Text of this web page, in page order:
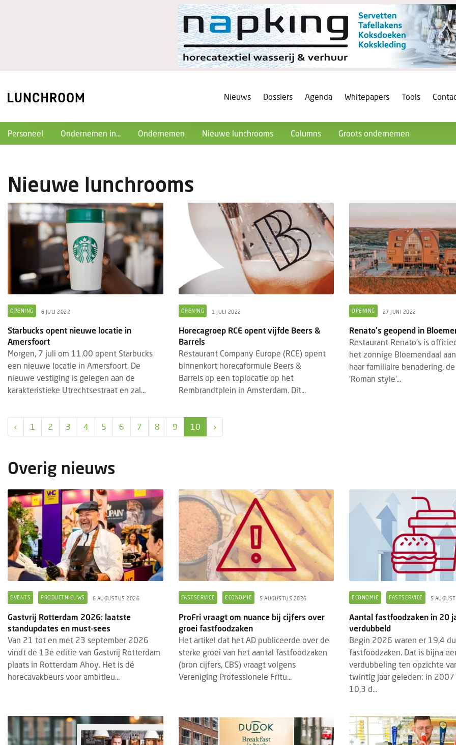
Nieuws Dossiers Agenda Whitepapers Tools
Personeel Ondernemen in... Ondernemen Nieuwe lunchrooms Columns Groots ondernemen
Nieuwe lunchrooms
OPENING 6 JULI 2022
Starbucks opent nieuwe locatie in
Amersfoort
Morgen, 7 juli om 11.00 opent Starbucks
een nieuwe locatie in Amersfoort. De
nieuwe vestiging is gelegen aan de
karakteristieke Utrechtsestraat en zal...
OPENING 1 JULI 2022
Horecagroep RCE opent vijfde Beers &
Barrels
Restaurant Company Europe (RCE) opent
binnenkort horecaformule Beers &
Barrels op een toplocatie op het
Rembrandtplein in Amsterdam. Dit...
OPENING 27 JUNI 2022
Renato's geopend in
Restaurant Renato’s is
het zonnige Bloemendaal
haar familiaire benadering,
‘Roman style’...
‹ 1 2 3 4 5 6 7 8 9 10 ›
Overig nieuws
EVENTS PRODUCTNIEUWS 6 AUGUSTUS 2026
Gastvrij Rotterdam 2026: laatste
standupdates en must-sees
Van 21 tot en met 23 september 2026
vindt de 13e editie van Gastvrij Rotterdam
plaats in Rotterdam Ahoy. Het is dé
horecavakbeurs voor ambitieu...
FASTSERVICE ECONOMIE 5 AUGUSTUS 2026
ProFri vraagt om nuance bij cijfers over
groei fastfoodzaken
Het artikel dat het AD publiceerde over de
sterke groei van het aantal fastfoodzaken
(bron cijfers, CBS) vraagt volgens
Vereniging Professionele Fritu...
ECONOMIE FASTSERVICE 5
Aantal fastfoodzaken in 20
verdubbeld
Begin 2026 waren er 19,4
fastfoodzaken. Dat is bijna
verdubbeling ten opzichte
twintig jaar geleden: in
10,3 d...